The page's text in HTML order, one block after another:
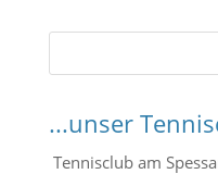
u
h
e
...unser
Tennisclub am